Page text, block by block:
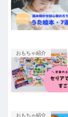
おもちゃ紹介
おもちゃ紹介